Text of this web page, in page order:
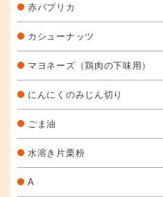
赤パプリカ
カシューナッツ
マヨネーズ（鶏肉の下味用）
にんにくのみじん切り
ごま油
水溶き片栗粉
A